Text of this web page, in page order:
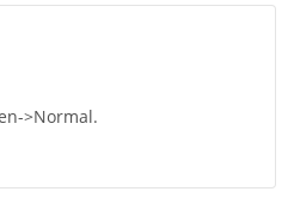
>Normal.